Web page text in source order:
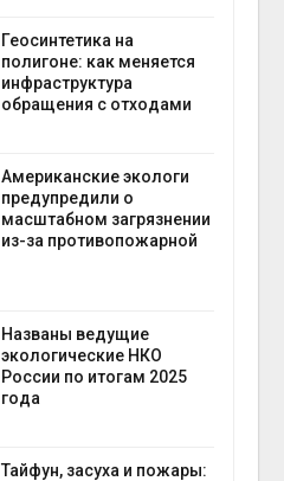
Геосинтетика на
полигоне: как меняется
инфраструктура
обращения с отходами
Американские экологи
предупредили о
масштабном загрязнении
из-за противопожарной
Названы ведущие
экологические НКО
России по итогам 2025
года
Тайфун, засуха и пожары: